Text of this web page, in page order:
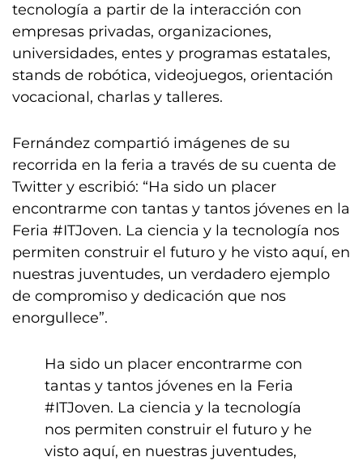
tecnología a partir de la interacción con
empresas privadas, organizaciones,
universidades, entes y programas estatales,
stands de robótica, videojuegos, orientación
vocacional, charlas y talleres.
Fernández compartió imágenes de su
recorrida en la feria a través de su cuenta de
Twitter y escribió: “Ha sido un placer
encontrarme con tantas y tantos jóvenes en la
Feria #ITJoven. La ciencia y la tecnología nos
permiten construir el futuro y he visto aquí, en
nuestras juventudes, un verdadero ejemplo
de compromiso y dedicación que nos
enorgullece”.
Ha sido un placer encontrarme con
tantas y tantos jóvenes en la Feria
#ITJoven. La ciencia y la tecnología
nos permiten construir el futuro y he
visto aquí, en nuestras juventudes,